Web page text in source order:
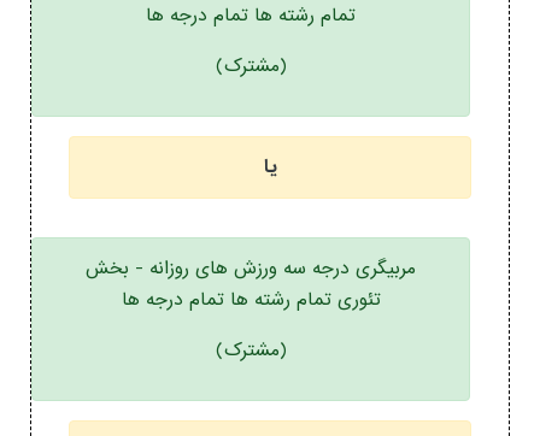
تمام رشته ها تمام درجه ها
(مشترک)
یا
مربیگری درجه سه ورزش های روزانه - بخش
تئوری تمام رشته ها تمام درجه ها
(مشترک)